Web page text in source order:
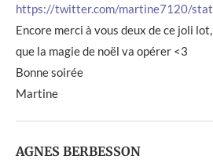
https://twitter.com/martine7120/
Encore merci à vous deux de ce joli
que la magie de noël va opérer <3
Bonne soirée
Martine
AGNES BERBESSON